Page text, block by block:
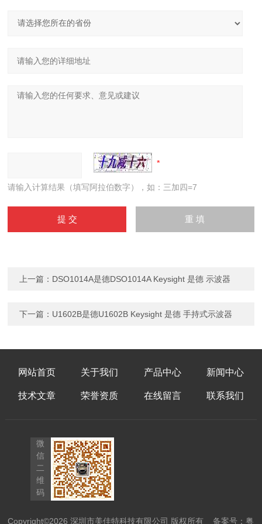
请输入计算结果（填写阿拉伯数字），如：三加四=7
上一篇： DSO1014A是德DSO1014A Keysight 是德 示波器
下一篇： U1602B是德U1602B Keysight 是德 手持式示波器
网站首页 关于我们 产品中心 新闻中心
技术文章 荣誉资质 在线留言 联系我们
微
信
二
维
码
Copyright©2026 深圳市美佳特科技有限公司 版权所有备案号：粤